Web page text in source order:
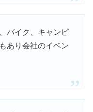
バイク、キャンピ
あり会社のイベン